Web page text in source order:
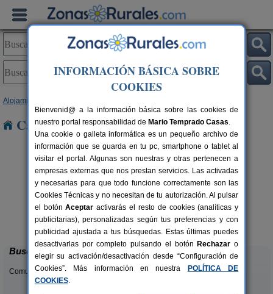
Alojamientos
Casas Rurales cerca de Soto
4+1 pers.
desde26 €
El Acebo
Beloncio (Asturias)
Buscar
Comunidades:
INFORMACIÓN BÁSICA SOBRE
COOKIES
Bienvenid@ a la información básica sobre las cookies de
nuestro portal responsabilidad de Mario Temprado Casas.
Una cookie o galleta informática es un pequeño archivo de
información que se guarda en tu pc, smartphone o tablet al
visitar el portal. Algunas son nuestras y otras pertenecen a
empresas externas que nos prestan servicios. Las activadas
y necesarias para que todo funcione correctamente son las
Cookies Técnicas y no necesitan de tu autorización. Al pulsar
el botónAceptar activarás el resto de cookies (analíticas y
publicitarias), personalizadas según tus preferencias y con
publicidad ajustada a tus búsquedas. Estas últimas puedes
desactivarlas por completo pulsando el botón Rechazar o
elegir su activación/desactivación desde “Configuración de
Cookies”. Más información en nuestra
POLÍTICA DE
COOKIES.